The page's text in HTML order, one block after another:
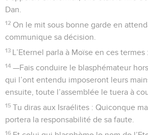
des immigrés.
Dans tout le pays que vous aurez en
garantirez le droit de rachat des terres.
Si ton compatriote devient pauvre et
droit de rachat pourra racheter ce que
vendu.
que cet homme retrouve des
racheter lui-même la terre,